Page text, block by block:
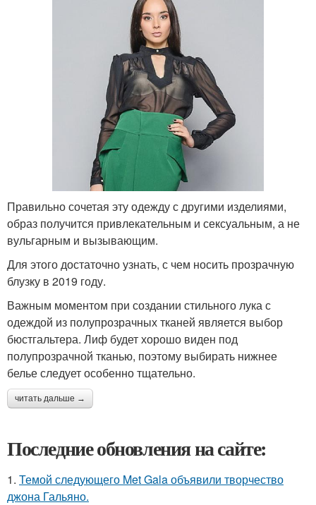
Правильно сочетая эту одежду с другими изделиями,
образ получится привлекательным и сексуальным, а не
вульгарным и вызывающим.
Для этого достаточно узнать, с чем носить прозрачную
блузку в 2019 году.
Важным моментом при создании стильного лука с
одеждой из полупрозрачных тканей является выбор
бюстгальтера. Лиф будет хорошо виден под
полупрозрачной тканью, поэтому выбирать нижнее
белье следует особенно тщательно.
читать дальше →
Последние обновления на сайте:
1. Темой следующего Met Gala объявили творчество
джона Гальяно.